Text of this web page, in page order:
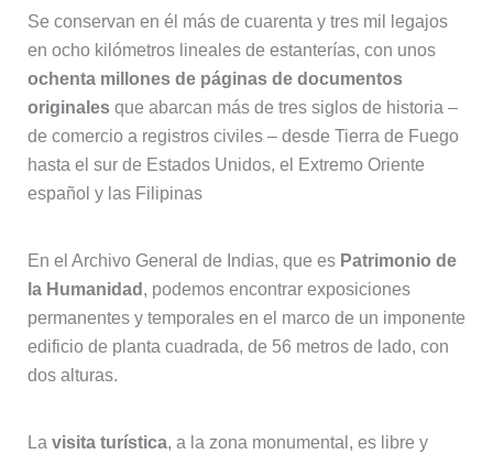
Se conservan en él más de cuarenta y tres mil legajos
en ocho kilómetros lineales de estanterías, con unos
ochenta millones de páginas de documentos
originalesque abarcan más de tres siglos de historia –
de comercio a registros civiles – desde Tierra de Fuego
hasta el sur de Estados Unidos, el Extremo Oriente
español y las Filipinas
En el Archivo General de Indias, que es Patrimonio de
la Humanidad , podemos encontrar exposiciones
permanentes y temporales en el marco de un imponente
edificio de planta cuadrada, de 56 metros de lado, con
dos alturas.
La visita turística, a la zona monumental, es libre y